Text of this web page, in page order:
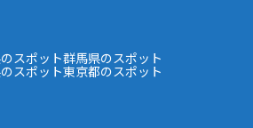
スポット群馬県のスポット
スポット東京都のスポット